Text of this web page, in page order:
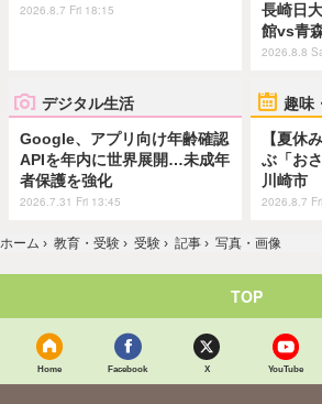
2026.8.7 Fri 18:15
長崎日
館vs青
2026.8.8
デジタル生活
Google、アプリ向け年齢確認
APIを年内に世界展開…未成年
者保護を強化
2026.7.31 Fri 13:45
趣味
【夏休
ぶ「お
川崎市
2026.8.7
ホーム › 教育・受験 › 受験 › 記事 › 写真・画像
TOP
Home Facebook X YouTube